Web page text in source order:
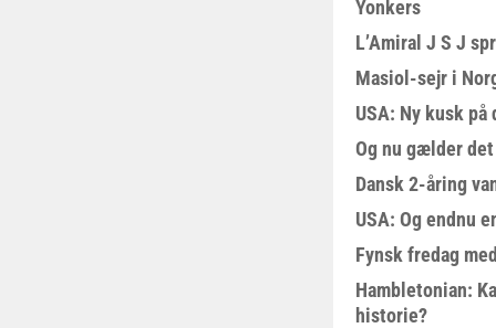
Yonkers
L’Amiral J S J
Masiol-sejr i
USA: Ny kusk på
Og nu gælder
Dansk 2-åring
USA: Og endnu
Fynsk fredag
Hambletonian:
historie?